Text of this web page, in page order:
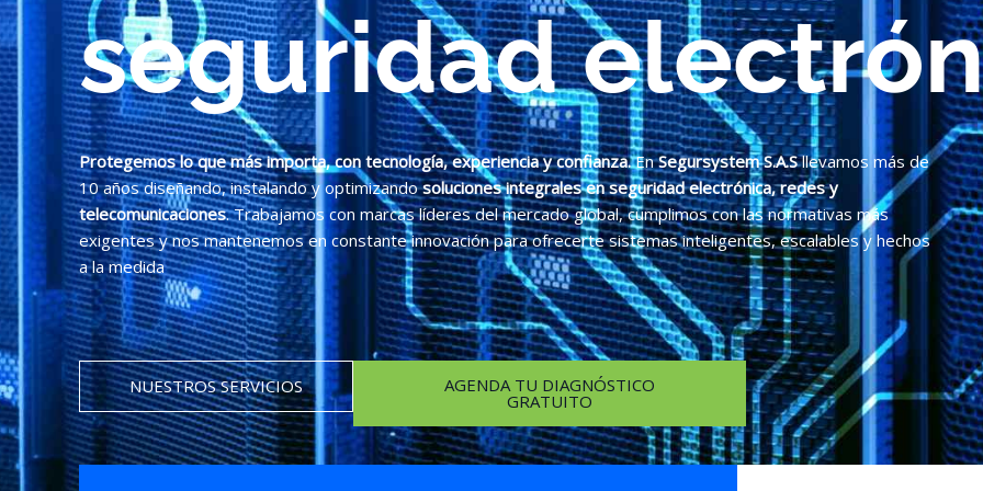
seguridad
Protegemos lo que más importa, con tecnología, experiencia y confianza.EnSegursystem S.A.Sllevamos más de
10 años diseñando, instalando y optimizandosoluciones integrales en seguridad electrónica, redes y
telecomunicaciones. Trabajamos con marcas líderes del mercado global, cumplimos con las normativas más
exigentes y nos mantenemos en constante innovación para ofrecerte sistemas inteligentes, escalables y hechos
a la medida
NUESTROS SERVICIOS AGENDA TU DIAGNÓSTICO
GRATUITO